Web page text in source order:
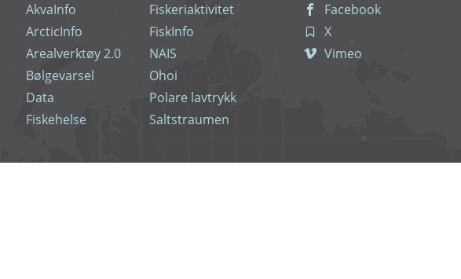
AkvaInfo
ArcticInfo
Arealverktøy 2.0
Bølgevarsel
Data
Fiskehelse
Fiskeriaktivitet
FiskInfo
NAIS
Ohoi
Polare lavtrykk
Saltstraumen
Facebook
X
Vimeo